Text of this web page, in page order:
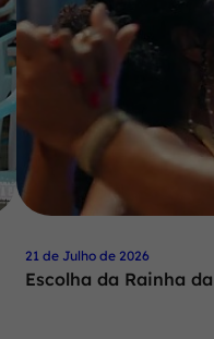
21 de Julho de 2026
Escolha da Rainha